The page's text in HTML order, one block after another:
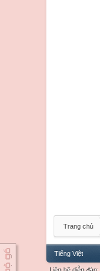
Trang chủ
Tiếng Việt